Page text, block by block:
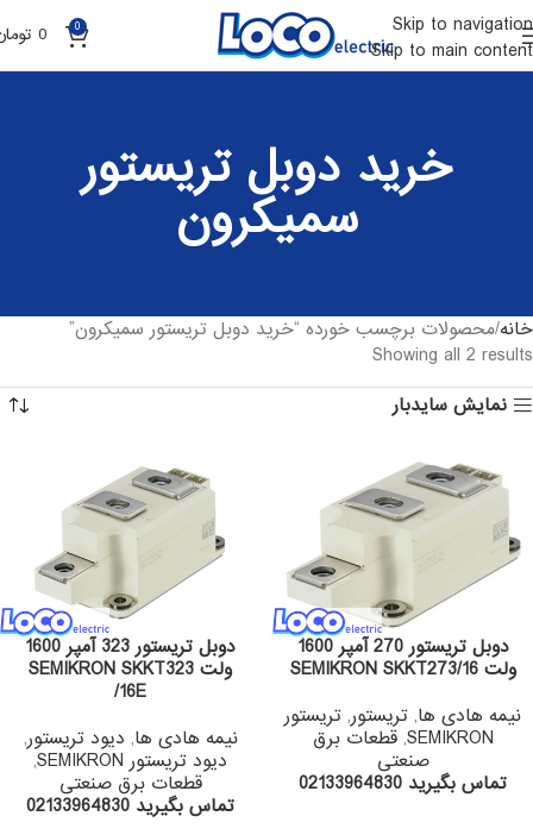
Skip to navigation
Skip to main content
0
0
خرید دوبل تریستور
سمیکرون
خانه محصولات برچسب خورده “خرید دوبل تریستور سمیکرون”
Showing all 2 results
نمایش سایدبار
دوبل تریستور 270 آمپر 1600
ولت SEMIKRON SKKT273/16
نیمه هادی ها, تریستور, تریستور
SEMIKRON
,قطعات برق
صنعتی
تماس بگیرید 02133964830
دوبل تریستور 323 آمپر 1600
ولت SEMIKRON SKKT323
/16E
نیمه هادی ها, دیود تریستور,
دیود تریستور SEMIKRON ,
قطعات برق صنعتی
تماس بگیرید 02133964830